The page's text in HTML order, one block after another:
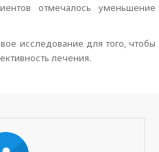
отмечалось уменьшение
исследование для того, чтобы
лечения.